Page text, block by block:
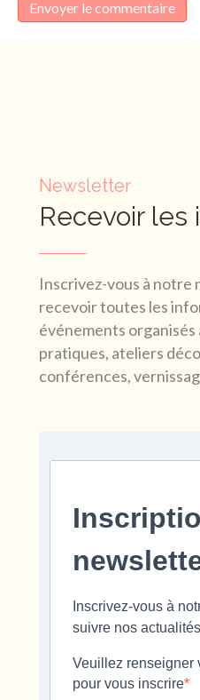
Newsletter
Recevoir les
Inscrivez-vous à
recevoir toutes les
événements
pratiques, ateliers
conférences,
Inscrivez-vous à
suivre nos
Veuillez renseigner
pour vous inscrire